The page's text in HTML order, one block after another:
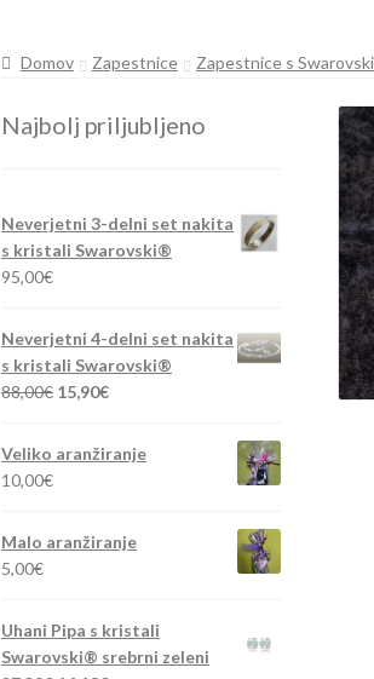
Domov Zapestnice Zapestnice s
Najbolj priljubljeno
Neverjetni 3-delni set nakita
s kristali Swarovski®
95,00€
Neverjetni 4-delni set nakita
s kristali Swarovski®
88,00€ Izvirna
15,90€Trenutna
Veliko aranžiranje
10,00€
Malo aranžiranje
5,00€
Uhani Pipa s kristali
Swarovski® srebrni zeleni